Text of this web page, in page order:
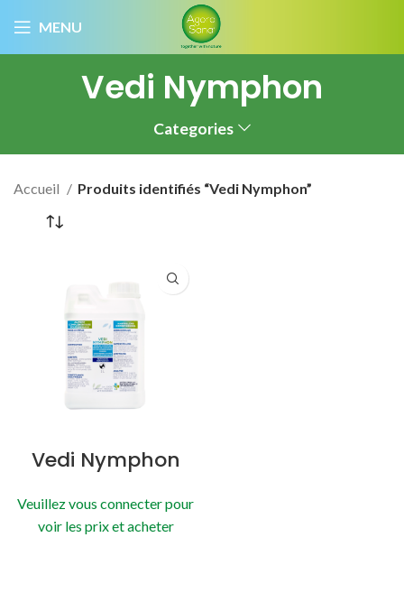
MENU
Vedi Nymphon
Categories
Accueil Produits identifiés “Vedi Nymphon”
Vedi Nymphon
Veuillez vous connecter pour
voir les prix et acheter